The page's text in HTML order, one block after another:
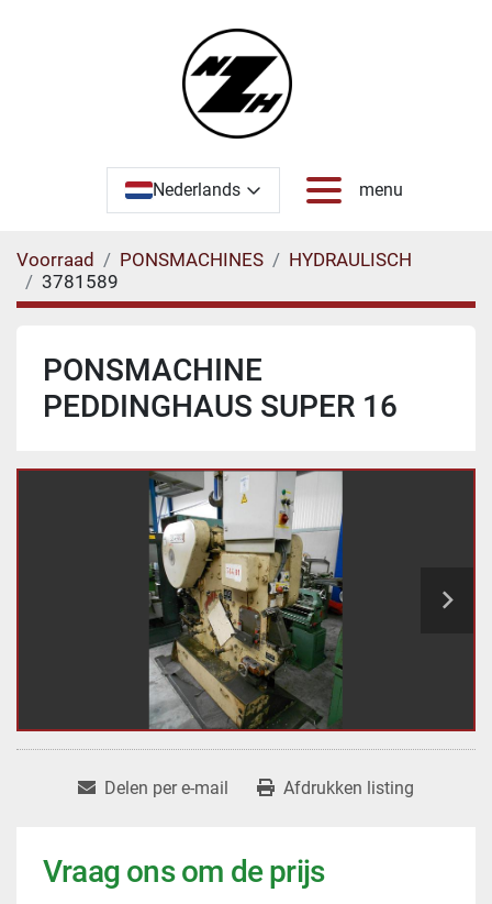
Nederlands menu
Voorraad PONSMACHINES
HYDRAULISCH
3781589
PONSMACHINE
PEDDINGHAUS SUPER 16
Delen per e-mail Afdrukken listing
Vraag ons om de prijs